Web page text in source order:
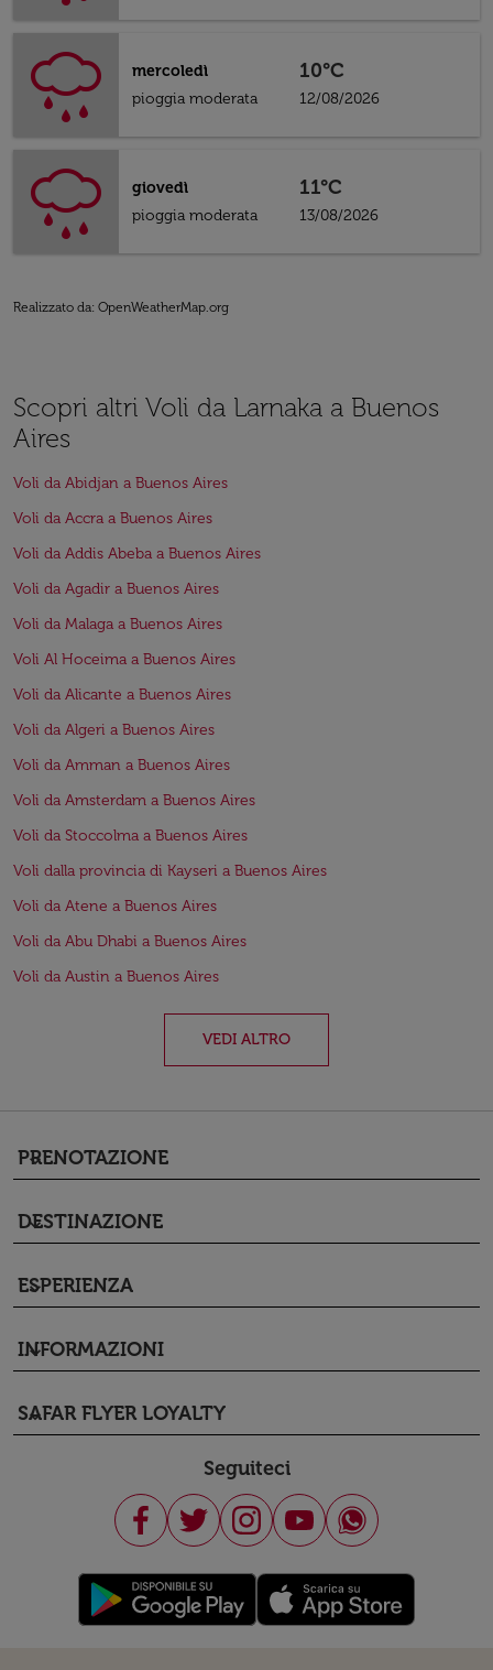
mercoledì
pioggia moderata
10°C
12/08/2026
giovedì
pioggia moderata
11°C
13/08/2026
Realizzato da: OpenWeatherMap.org
Scopri altri Voli da Larnaka a Buenos
Aires
Voli da Abidjan a Buenos Aires
Voli da Accra a Buenos Aires
Voli da Addis Abeba a Buenos Aires
Voli da Agadir a Buenos Aires
Voli da Malaga a Buenos Aires
Voli Al Hoceima a Buenos Aires
Voli da Alicante a Buenos Aires
Voli da Algeri a Buenos Aires
Voli da Amman a Buenos Aires
Voli da Amsterdam a Buenos Aires
Voli da Stoccolma a Buenos Aires
Voli dalla provincia di Kayseri a Buenos Aires
Voli da Atene a Buenos Aires
Voli da Abu Dhabi a Buenos Aires
Voli da Austin a Buenos Aires
VEDI ALTRO
PRENOTAZIONE
keyboard_arrow_down
DESTINAZIONE
keyboard_arrow_down
ESPERIENZA
keyboard_arrow_down
INFORMAZIONI
keyboard_arrow_down
SAFAR FLYER LOYALTY
keyboard_arrow_down
Seguiteci